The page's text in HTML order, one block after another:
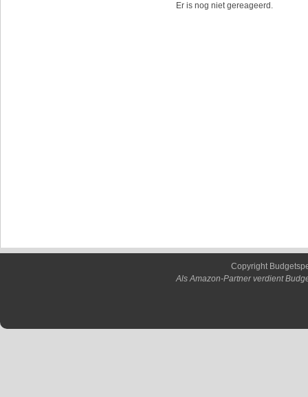
Er is nog niet gereageerd.
Copyright
Als Amazon-Partner verdient